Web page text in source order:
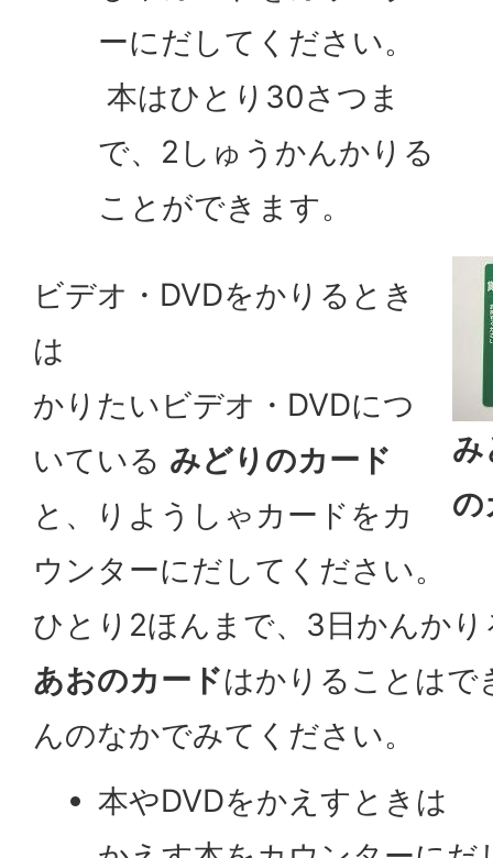
ーにだしてください。
本はひとり30さつま
で、2しゅうかんかりる
ことができます。
み
の
ビデオ・DVDをかりるとき
は
かりたいビデオ・DVDにつ
いている みどりのカード
と、りようしゃカードをカ
ウンターにだしてください。
ひとり2ほんまで、3日かんか
あおのカードはかりることはで
んのなかでみてください。
本やDVDをかえすときは